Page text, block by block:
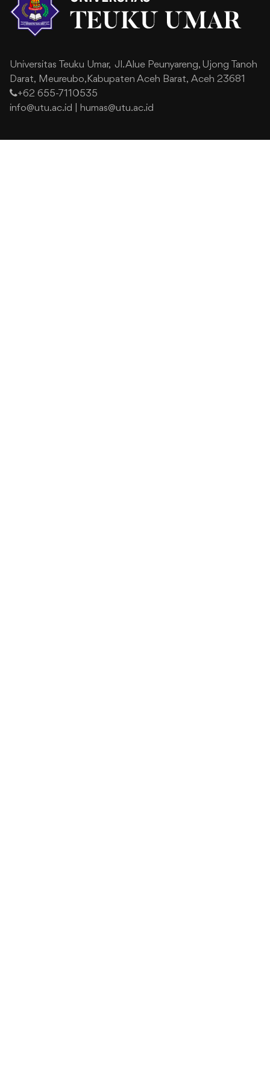
Universitas Teuku Umar, Jl. Alue Peunyareng, Ujong Tanoh
Darat, Meureubo,Kabupaten Aceh Barat, Aceh 23681
+62 655-7110535
info@utu.ac.id
humas@utu.ac.id